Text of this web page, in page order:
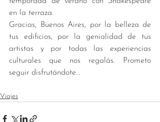
en la terraza.
Gracias, Buenos Aires, por la belleza de
tus edificios, por la genialidad de tus
artistas y por todas las experiencias
culturales que nos regalás. Prometo
seguir disfrutándote...
Viajes